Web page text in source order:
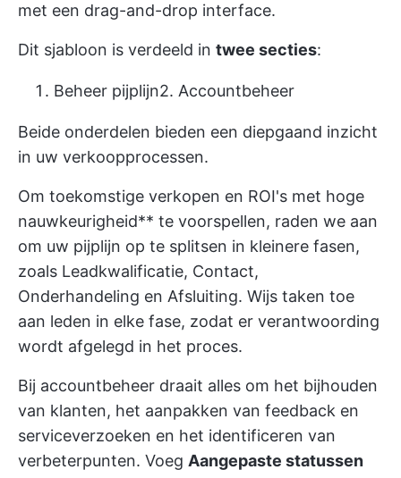
met een drag-and-drop interface.
Dit sjabloon is verdeeld in twee secties:
Beheer pijplijn2. Accountbeheer
Beide onderdelen bieden een diepgaand inzicht
in uw verkoopprocessen.
Om toekomstige verkopen en ROI's met hoge
nauwkeurigheid** te voorspellen, raden we aan
om uw pijplijn op te splitsen in kleinere fasen,
zoals Leadkwalificatie, Contact,
Onderhandeling en Afsluiting. Wijs taken toe
aan leden in elke fase, zodat er verantwoording
wordt afgelegd in het proces.
Bij accountbeheer draait alles om het bijhouden
van klanten, het aanpakken van feedback en
serviceverzoeken en het identificeren van
verbeterpunten. Voeg Aangepaste statussen